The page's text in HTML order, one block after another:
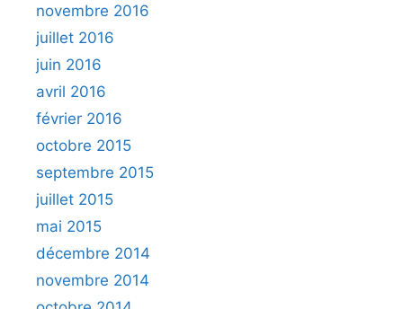
novembre 2016
juillet 2016
juin 2016
avril 2016
février 2016
octobre 2015
septembre 2015
juillet 2015
mai 2015
décembre 2014
novembre 2014